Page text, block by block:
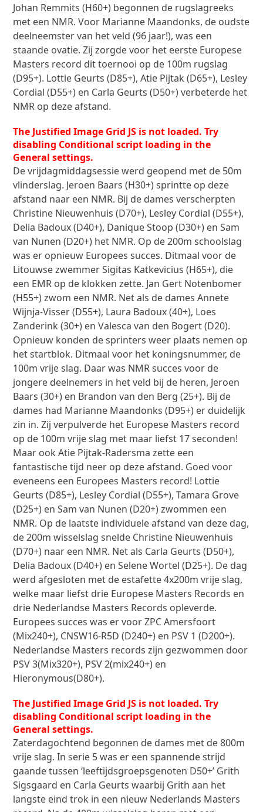
Johan Remmits (H60+) begonnen de rugslagreeks
met een NMR. Voor Marianne Maandonks, de oudste
deelneemster van het veld (96 jaar!), was een
staande ovatie. Zij zorgde voor het eerste Europese
Masters record dit toernooi op de 100m rugslag
(D95+). Lottie Geurts (D85+), Atie Pijtak (D65+), Lesley
Cordial (D55+) en Carla Geurts (D50+) verbeterde het
NMR op deze afstand.
The Justified Image Grid JS is not loaded. Try
disabling Conditional script loading in the
General settings.
De vrijdagmiddagsessie werd geopend met de 50m
vlinderslag. Jeroen Baars (H30+) sprintte op deze
afstand naar een NMR. Bij de dames verscherpten
Christine Nieuwenhuis (D70+), Lesley Cordial (D55+),
Delia Badoux (D40+), Danique Stoop (D30+) en Sam
van Nunen (D20+) het NMR. Op de 200m schoolslag
was er opnieuw Europees succes. Ditmaal voor de
Litouwse zwemmer Sigitas Katkevicius (H65+), die
een EMR op de klokken zette. Jan Gert Notenbomer
(H55+) zwom een NMR. Net als de dames Annete
Wijnja-Visser (D55+), Laura Badoux (40+), Loes
Zanderink (30+) en Valesca van den Bogert (D20).
Opnieuw konden de sprinters weer plaats nemen op
het startblok. Ditmaal voor het koningsnummer, de
100m vrije slag. Daar was NMR succes voor de
jongere deelnemers in het veld bij de heren, Jeroen
Baars (30+) en Brandon van den Berg (25+). Bij de
dames had Marianne Maandonks (D95+) er duidelijk
zin in. Zij verpulverde het Europese Masters record
op de 100m vrije slag met maar liefst 17 seconden!
Maar ook Atie Pijtak-Radersma zette een
fantastische tijd neer op deze afstand. Goed voor
eveneens een Europees Masters record! Lottie
Geurts (D85+), Lesley Cordial (D55+), Tamara Grove
(D25+) en Sam van Nunen (D20+) zwommen een
NMR. Op de laatste individuele afstand van deze dag,
de 200m wisselslag snelde Christine Nieuwenhuis
(D70+) naar een NMR. Net als Carla Geurts (D50+),
Delia Badoux (D40+) en Selene Wortel (D25+). De dag
werd afgesloten met de estafette 4x200m vrije slag,
welke maar liefst drie Europese Masters Records en
drie Nederlandse Masters Records opleverde.
Europees succes was er voor ZPC Amersfoort
(Mix240+), CNSW16-R5D (D240+) en PSV 1 (D200+).
Nederlandse Masters records zijn gezwommen door
PSV 3(Mix320+), PSV 2(mix240+) en
Hieronymous(D80+).
The Justified Image Grid JS is not loaded. Try
disabling Conditional script loading in the
General settings.
Zaterdagochtend begonnen de dames met de 800m
vrije slag. In serie 5 was er een spannende strijd
gaande tussen ‘leeftijdsgroepsgenoten D50+’ Grith
Sigsgaard en Carla Geurts waarbij Grith aan het
langste eind trok in een nieuw Nederlands Masters